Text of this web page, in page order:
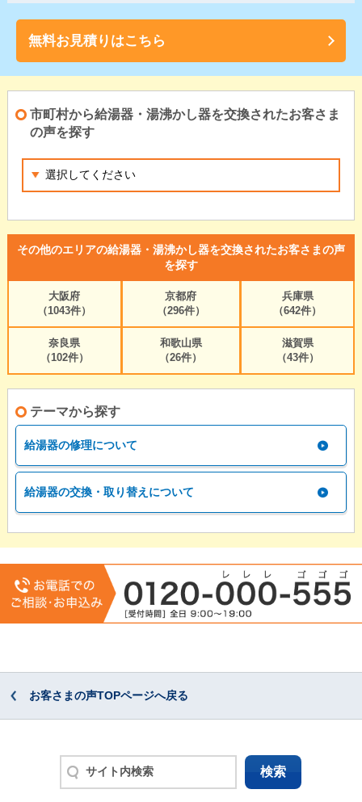
無料お見積りはこちら
市町村から給湯器・湯沸かし器を交換されたお客さま
の声を探す
その他のエリアの給湯器・湯沸かし器を交換されたお客さまの声
を探す
大阪府
（1043件）
京都府
（296件）
兵庫県
（642件）
奈良県
（102件）
和歌山県
（26件）
滋賀県
（43件）
テーマから探す
給湯器の修理について
給湯器の交換・取り替えについて
お客さまの声TOPページへ戻る